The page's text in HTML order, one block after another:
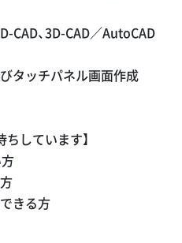
CAD、3D-CAD／AutoCAD
タッチパネル画面作成
しています】
きる方